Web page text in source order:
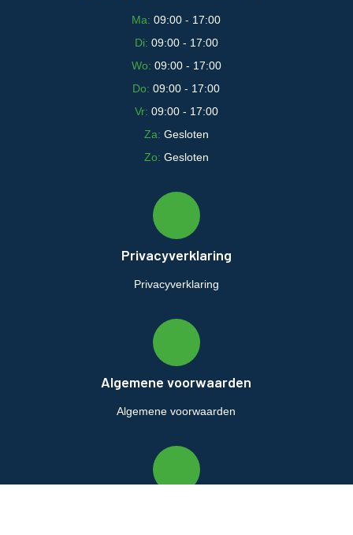
Ma:09:00 - 17:00
Di: 09:00 - 17:00
Wo: 09:00 - 17:00
Do:09:00 - 17:00
Vr: 09:00 - 17:00
Za: Gesloten
Zo: Gesloten
Privacyverklaring
Privacyverklaring
Algemene voorwaarden
Algemene voorwaarden